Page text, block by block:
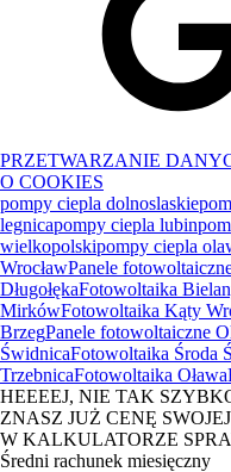
PRZETWARZANIE
O COOKIES
pompy ciepla dolnoslaskie
legnicapompy ciepla lubin
wielkopolskipompy ciepla
WrocławPanele
DługołękaFotowoltaika
MirkówFotowoltaika Kąty
BrzegPanele fotowoltaiczne
ŚwidnicaFotowoltaika Środa
TrzebnicaFotowoltaika Oława
HEEEEJ, NIE TAK
ZNASZ JUŻ CENĘ
W KALKULATORZE
Średni rachunek miesięczny